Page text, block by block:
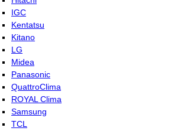
IGC
Kentatsu
Kitano
LG
Midea
Panasonic
QuattroClima
ROYAL Clima
Samsung
TCL